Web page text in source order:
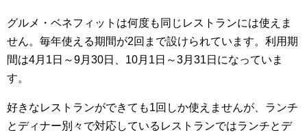
グルメ・ベネフィットは何度も同じレストランには使えま
せん。毎年使える期間が2回まで設けられています。利用期
間は4月1日～9月30日、10月1日～3月31日になっていま
す。
好きなレストランができても1回しか使えませんが、ランチ
とディナー別々で対応しているレストランではランチとデ